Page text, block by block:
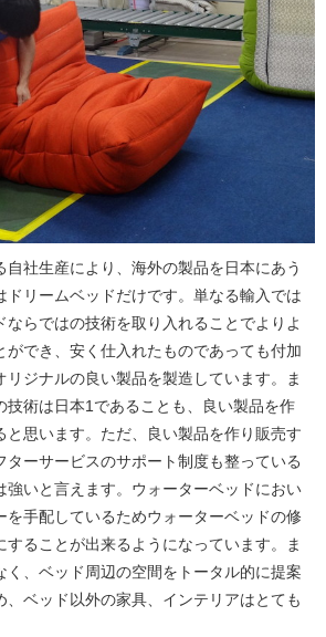
自社生産により、海外の製品を日本にあう
ドリームベッドだけです。単なる輸入では
ならではの技術を取り入れることでよりよ
ができ、安く仕入れたものであっても付加
リジナルの良い製品を製造しています。ま
技術は日本1であることも、良い製品を作
と思います。ただ、良い製品を作り販売す
ターサービスのサポート制度も整っている
強いと言えます。ウォーターベッドにおい
を手配しているためウォーターベッドの修
することが出来るようになっています。ま
く、ベッド周辺の空間をトータル的に提案
、ベッド以外の家具、インテリアはとても